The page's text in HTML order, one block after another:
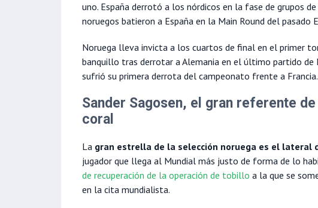
uno. España derrotó a los nórdicos en la fase de grupos
noruegos batieron a España en la Main Round del pasado
Noruega lleva invicta a los cuartos de final en el primer
banquillo tras derrotar a Alemania en el último partido de
sufrió su primera derrota del campeonato frente a Francia.
Sander Sagosen, el gran referente
coral
La gran estrella de la selección noruega es el lateral
jugador que llega al Mundial más justo de forma de lo
de recuperación de la operación de tobillo a la que se
en la cita mundialista.